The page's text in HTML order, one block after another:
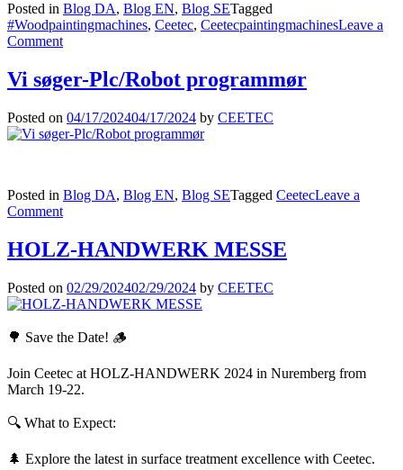
Posted in Blog DA, Blog EN, Blog SETagged
#Woodpaintingmachines, Ceetec, CeetecpaintingmachinesLeave a
Commenton
to
our
Center!
Vi søger-Plc/Robot programmør
Posted on 04/17/202404/17/2024 by CEETEC
Posted in Blog DA, Blog EN, Blog SETagged CeetecLeave a
Commenton
søger-
Plc/Robot
HOLZ-HANDWERK MESSE
Posted on 02/29/202402/29/2024 by CEETEC
🌳 Save the Date! 🪵
Join Ceetec at HOLZ-HANDWERK 2024 in Nuremberg from
March 19-22.
🔍 What to Expect:
🌲 Explore the latest in surface treatment excellence with Ceetec.